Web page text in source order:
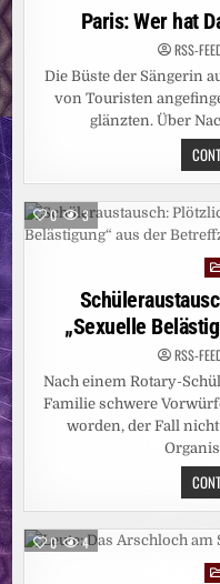
in
Paris: Wer hat
RSS-
Die Büste der Sängerin
von Touristen
glänzten. Über
0 3
„Sexuelle
RSS-
Nach einem Rotary-
Familie schwere
worden, der Fall
0 4